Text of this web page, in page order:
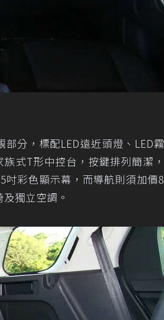
分，標配LED遠近頭燈、LED霧
式T形中控台，按鍵排列簡潔，
彩色顯示幕，而導航則須加價8
獨立空調。